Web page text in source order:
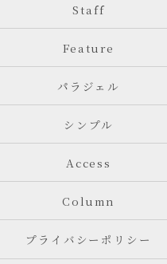
Staff
Feature
パラジェル
シンプル
Access
Column
プライバシーポリシー